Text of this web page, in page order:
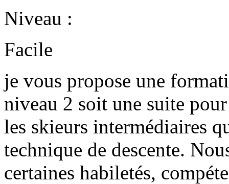
Niveau :
Facile
je vous propose une
niveau 2 soit une suite
les skieurs intermédiaires
technique de descente.
certaines habiletés,